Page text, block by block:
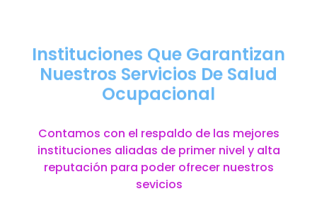
Instituciones Que Garantizan
Nuestros Servicios De Salud
Ocupacional
Contamos con el respaldo de las mejores
instituciones aliadas de primer nivel y alta
reputación para poder ofrecer nuestros
sevicios